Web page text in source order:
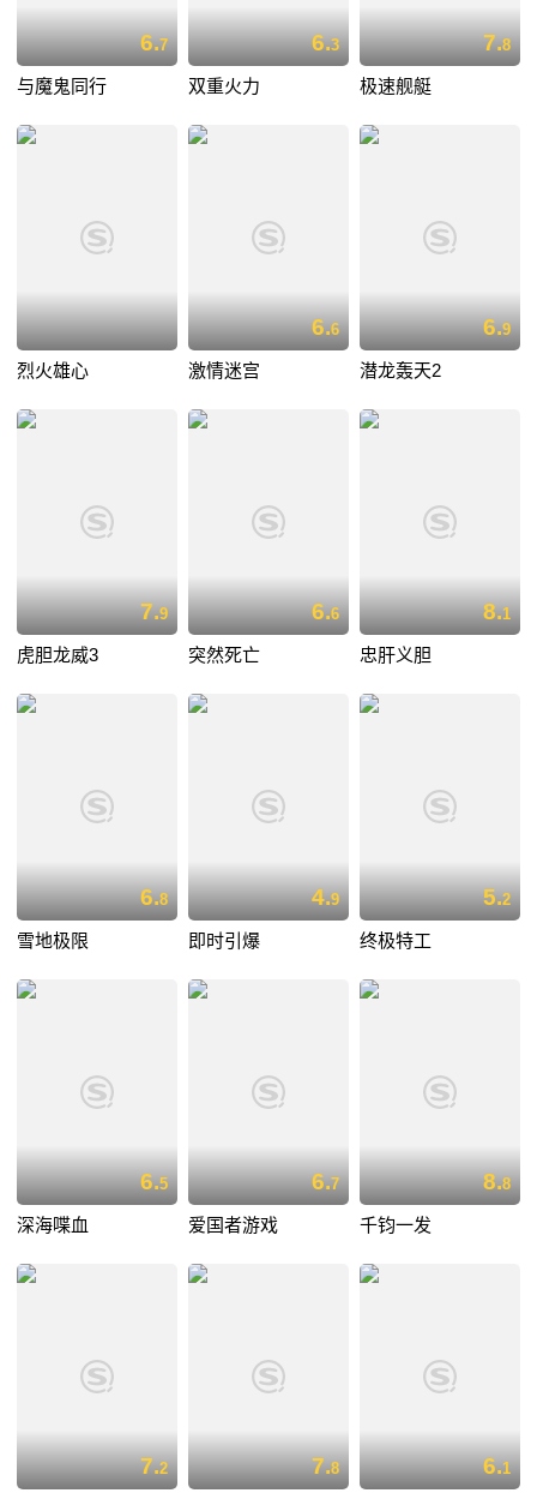
6.7
与魔鬼同行
6.3
双重火力
7.8
极速舰艇
烈火雄心
6.6
激情迷宫
6.9
潜龙轰天2
7.9
虎胆龙威3
6.6
突然死亡
8.1
忠肝义胆
6.8
雪地极限
4.9
即时引爆
5.2
终极特工
6.5
深海喋血
6.7
爱国者游戏
8.8
千钧一发
7.2 7.8 6.1